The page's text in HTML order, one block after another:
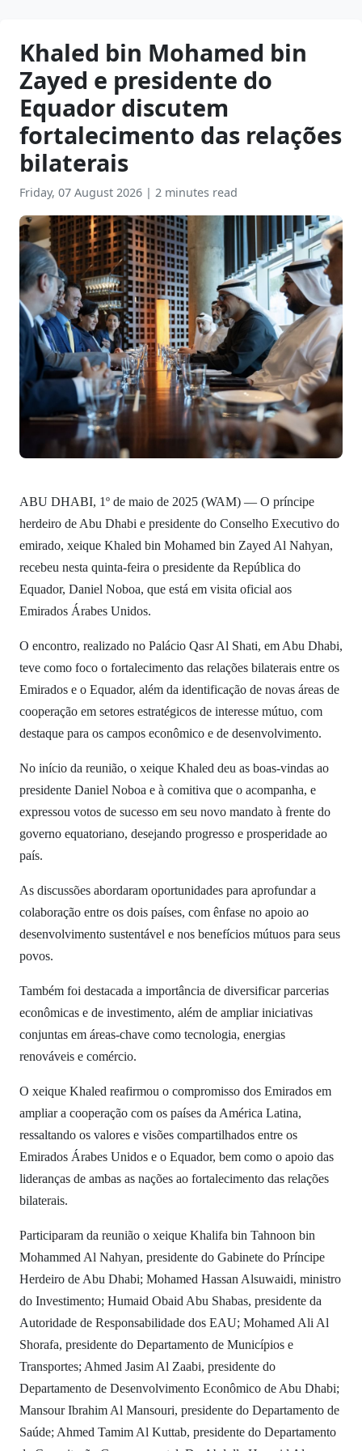
Khaled bin Mohamed bin
Zayed e presidente do
Equador discutem
fortalecimento das relações
bilaterais
Friday, 07 August 2026 | 2 minutes read
ABU DHABI, 1º de maio de 2025 (WAM) — O príncipe
herdeiro de Abu Dhabi e presidente do Conselho Executivo do
emirado, xeique Khaled bin Mohamed bin Zayed Al Nahyan,
recebeu nesta quinta-feira o presidente da República do
Equador, Daniel Noboa, que está em visita oficial aos
Emirados Árabes Unidos.
O encontro, realizado no Palácio Qasr Al Shati, em Abu Dhabi,
teve como foco o fortalecimento das relações bilaterais entre os
Emirados e o Equador, além da identificação de novas áreas de
cooperação em setores estratégicos de interesse mútuo, com
destaque para os campos econômico e de desenvolvimento.
No início da reunião, o xeique Khaled deu as boas-vindas ao
presidente Daniel Noboa e à comitiva que o acompanha, e
expressou votos de sucesso em seu novo mandato à frente do
governo equatoriano, desejando progresso e prosperidade ao
país.
As discussões abordaram oportunidades para aprofundar a
colaboração entre os dois países, com ênfase no apoio ao
desenvolvimento sustentável e nos benefícios mútuos para seus
povos.
Também foi destacada a importância de diversificar parcerias
econômicas e de investimento, além de ampliar iniciativas
conjuntas em áreas-chave como tecnologia, energias
renováveis e comércio.
O xeique Khaled reafirmou o compromisso dos Emirados em
ampliar a cooperação com os países da América Latina,
ressaltando os valores e visões compartilhados entre os
Emirados Árabes Unidos e o Equador, bem como o apoio das
lideranças de ambas as nações ao fortalecimento das relações
bilaterais.
Participaram da reunião o xeique Khalifa bin Tahnoon bin
Mohammed Al Nahyan, presidente do Gabinete do Príncipe
Herdeiro de Abu Dhabi; Mohamed Hassan Alsuwaidi, ministro
do Investimento; Humaid Obaid Abu Shabas, presidente da
Autoridade de Responsabilidade dos EAU; Mohamed Ali Al
Shorafa, presidente do Departamento de Municípios e
Transportes; Ahmed Jasim Al Zaabi, presidente do
Departamento de Desenvolvimento Econômico de Abu Dhabi;
Mansour Ibrahim Al Mansouri, presidente do Departamento de
Saúde; Ahmed Tamim Al Kuttab, presidente do Departamento